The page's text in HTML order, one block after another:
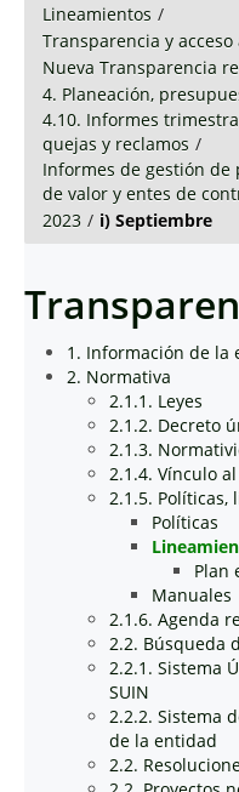
Lineamientos /
Transparencia y
Nueva Transparencia
4. Planeación,
4.10. Informes
quejas y reclamos /
Informes de gestión de
de valor y entes de
2023 / i) Septiembre
1. Información de la
2. Normativa
2.1.1. Leyes
2.1.2. Decreto
2.1.3.
2.1.4. Vínculo
2.1.5. Políticas,
Políticas
Plan
Manuales
2.1.6. Agenda
2.2. Búsqueda
2.2.1. Sistema
SUIN
2.2.2. Sistema
de la entidad
2.2.